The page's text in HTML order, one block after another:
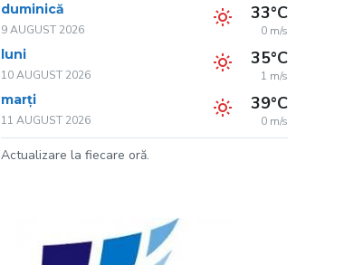
duminică
9 AUGUST 2026
33°C
0 m/s
luni
10 AUGUST 2026
35°C
1 m/s
marți
11 AUGUST 2026
39°C
0 m/s
Actualizare la fiecare oră.